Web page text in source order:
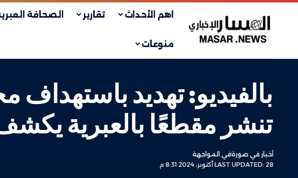
اهم الأحداث تقارير الصحافة
منوعات
بالفيديو: تهديد باستهداف
تنشر مقطعًا بالعبرية يكشف
LAST UPDATED: 28 أكتوبر، 2024 8:31 م
أخبار في صورةفي المواجهة